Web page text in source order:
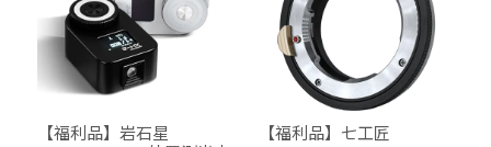
【福利品】岩石星
【福利品】七工匠